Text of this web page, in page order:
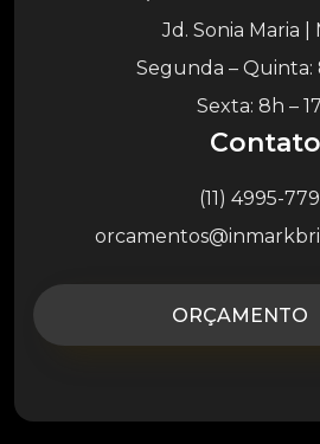
Jd. Sonia Maria |
Segunda – Quinta:
Sexta: 8h –
Contato
(11) 4995-
ORÇAMENTO